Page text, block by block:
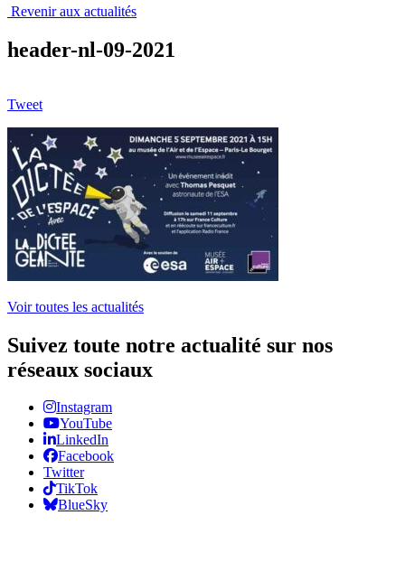
Revenir aux actualités
header-nl-09-2021
Tweet
Voir toutes les actualités
Suivez toute notre actualité sur nos
réseaux sociaux
Instagram
YouTube
LinkedIn
Facebook
Twitter
TikTok
BlueSky